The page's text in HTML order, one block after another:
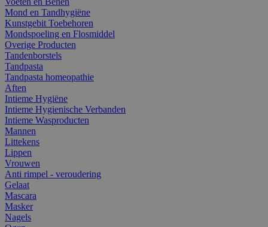
Mond en Tandhygiëne
Kunstgebit Toebehoren
Mondspoeling en Flosmiddel
Overige Producten
Tandenborstels
Tandpasta
Tandpasta homeopathie
Aften
Intieme Hygiëne
Intieme Hygienische Verbanden
Intieme Wasproducten
Mannen
Littekens
Lippen
Vrouwen
Anti rimpel - veroudering
Gelaat
Mascara
Masker
Nagels